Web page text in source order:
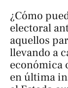
¿Cómo
electoral
aquellos
llevando a
económica
en última